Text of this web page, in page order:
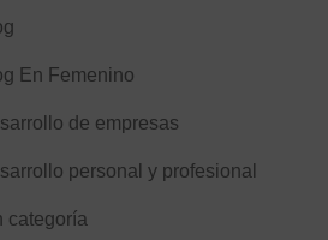
En Femenino
de empresas
personal y profesional
categoría